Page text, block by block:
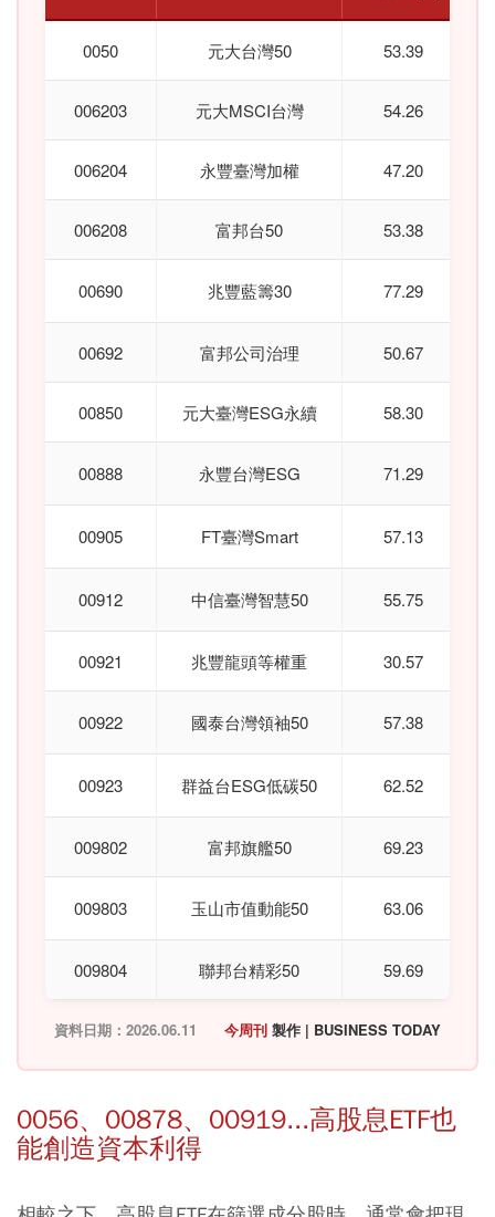
0050 元大台灣50 53.39
006203 元大MSCI台灣 54.26
006204 永豐臺灣加權 47.20
006208 富邦台50 53.38
00690 兆豐藍籌30 77.29
00692 富邦公司治理 50.67
00850 元大臺灣ESG永續 58.30
00888 永豐台灣ESG 71.29
00905 FT臺灣Smart 57.13
00912 中信臺灣智慧50 55.75
00921 兆豐龍頭等權重 30.57
00922 國泰台灣領袖50 57.38
00923 群益台ESG低碳50 62.52
009802 富邦旗艦50 69.23
009803 玉山市值動能50 63.06
009804 聯邦台精彩50 59.69
資料日期：2026.06.11 今周刊 製作 | BUSINESS TODAY
0056、00878、00919...高股息ETF也
能創造資本利得